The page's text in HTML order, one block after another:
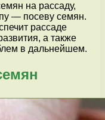
на рассаду,
— посеву семян.
рассаде
а также
в дальнейшем.